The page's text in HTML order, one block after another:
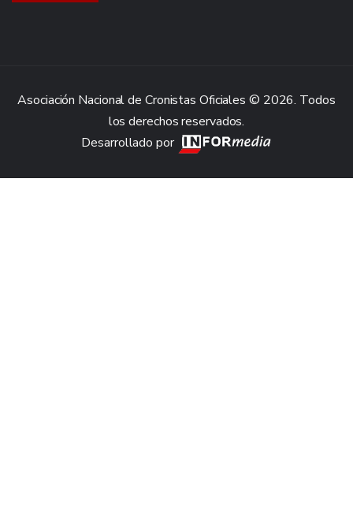
Asociación Nacional de Cronistas Oficiales © 2026. Todos
los derechos reservados.
Desarrollado por